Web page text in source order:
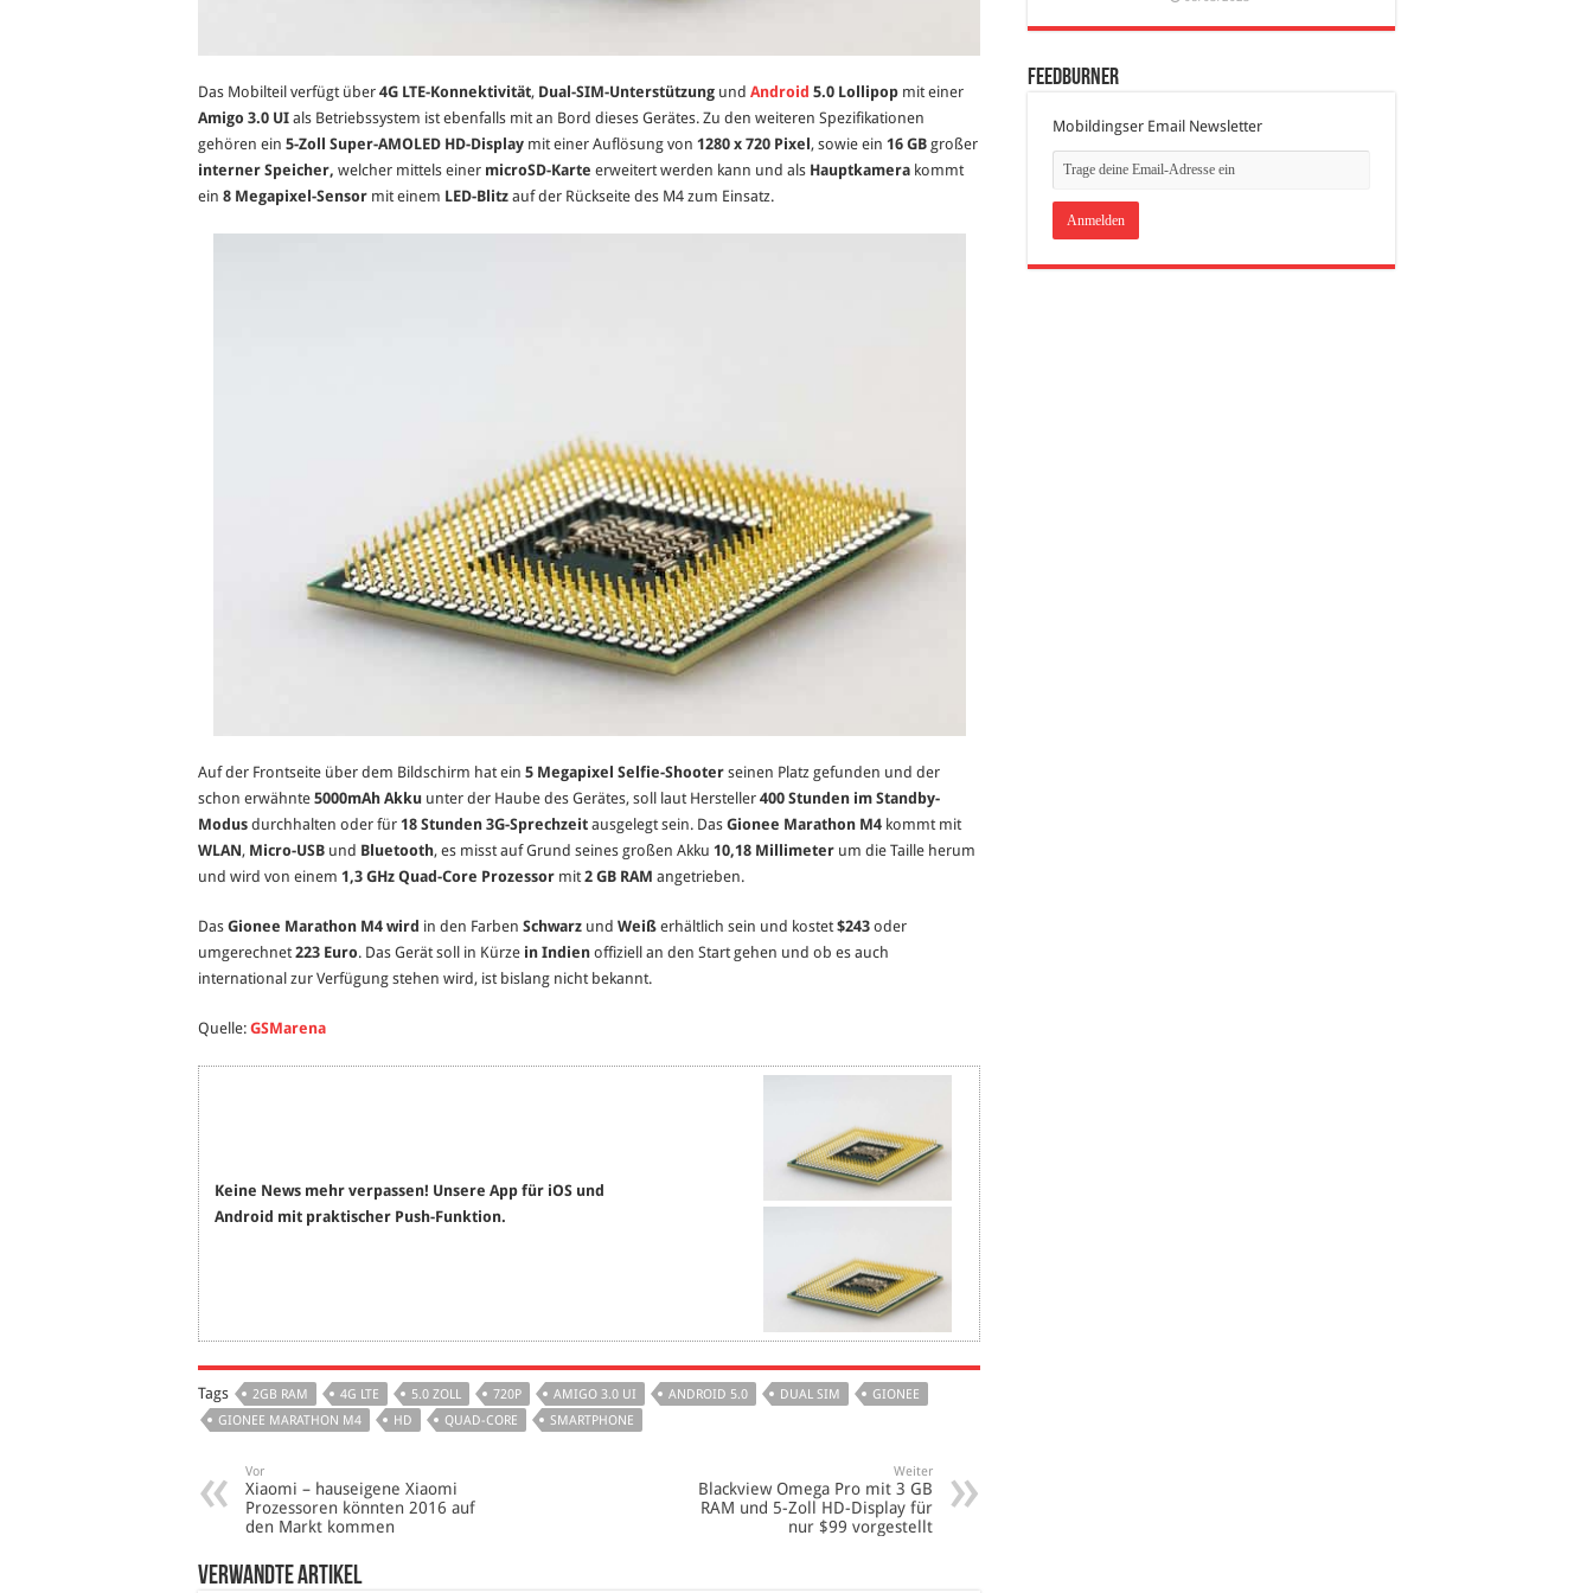
Das Mobilteil verfügt über 4G LTE-Konnektivität, Dual-SIM-Unterstützung und Android 5.0 Lollipop mit einer
Amigo 3.0 UI als Betriebssystem ist ebenfalls mit an Bord dieses Gerätes. Zu den weiteren Spezifikationen
gehören ein 5-Zoll Super-AMOLED HD-Display mit einer Auflösung von 1280 x 720 Pixel, sowie ein 16 GB großer
interner Speicher, welcher mittels einer microSD-Karte erweitert werden kann und als Hauptkamera kommt
ein 8 Megapixel-Sensor mit einem LED-Blitz auf der Rückseite des M4 zum Einsatz.
Auf der Frontseite über dem Bildschirm hat ein 5 Megapixel Selfie-Shooter seinen Platz gefunden und der
schon erwähnte 5000mAh Akku unter der Haube des Gerätes, soll laut Hersteller 400 Stunden im Standby-
Modus durchhalten oder für 18 Stunden 3G-Sprechzeit ausgelegt sein. Das Gionee Marathon M4 kommt mit
WLAN, Micro-USB und Bluetooth, es misst auf Grund seines großen Akku 10,18 Millimeter um die Taille herum
und wird von einem 1,3 GHz Quad-Core Prozessor mit2 GB RAM angetrieben.
Das Gionee Marathon M4 wird in den Farben Schwarz und Weiß erhältlich sein und kostet$243 oder
umgerechnet223 Euro. Das Gerät soll in Kürze in Indien offiziell an den Start gehen und ob es auch
international zur Verfügung stehen wird, ist bislang nicht bekannt.
Quelle: GSMarena
Keine News mehr verpassen! Unsere App für iOS und
Android mit praktischer Push-Funktion.
Tags 2GB RAM 4G LTE 5.0 ZOLL 720P AMIGO 3.0 UI ANDROID 5.0 DUAL SIM
GIONEE
GIONEE MARATHON M4
HD QUAD-CORE SMARTPHONE
Vor
Xiaomi – hauseigene Xiaomi
Prozessoren könnten 2016 auf
den Markt kommen
Weiter
Blackview Omega Pro mit 3 GB
RAM und 5-Zoll HD-Display für
nur $99 vorgestellt
verwandte Artikel
FeedBurner
Mobildingser Email Newsletter